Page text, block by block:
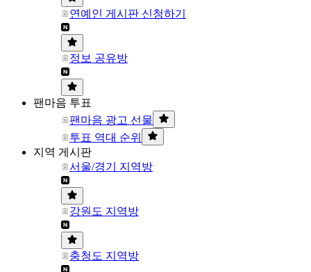
연예인 게시판 신청하기
정보 공유방
팬마음 투표
팬마음 광고 선물
투표 역대 순위
지역 게시판
서울/경기 지역방
강원도 지역방
충청도 지역방